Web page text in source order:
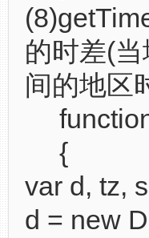
的时差(
间的地区
{
var d, tz,
d = new